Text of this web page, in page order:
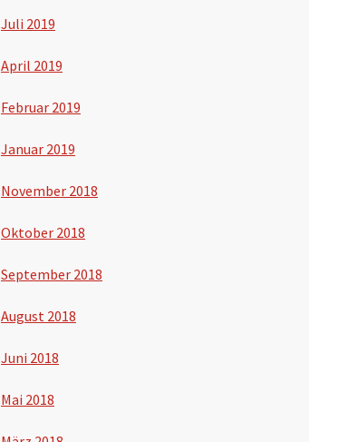
Juli 2019
April 2019
Februar 2019
Januar 2019
November 2018
Oktober 2018
September 2018
August 2018
Juni 2018
Mai 2018